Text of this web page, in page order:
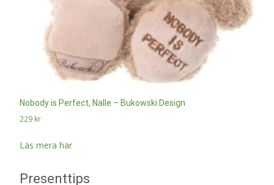
Nobody is Perfect, Nalle – Bukowski Design
229 kr
Läs mera här
Presenttips